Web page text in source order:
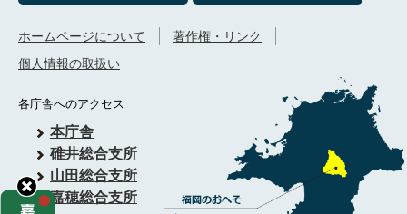
各庁舎へのアクセス
本庁舎
碓井総合支所
山田総合支所
嘉穂総合支所
ホームページについて
著作権・リンク
個人情報の取扱い